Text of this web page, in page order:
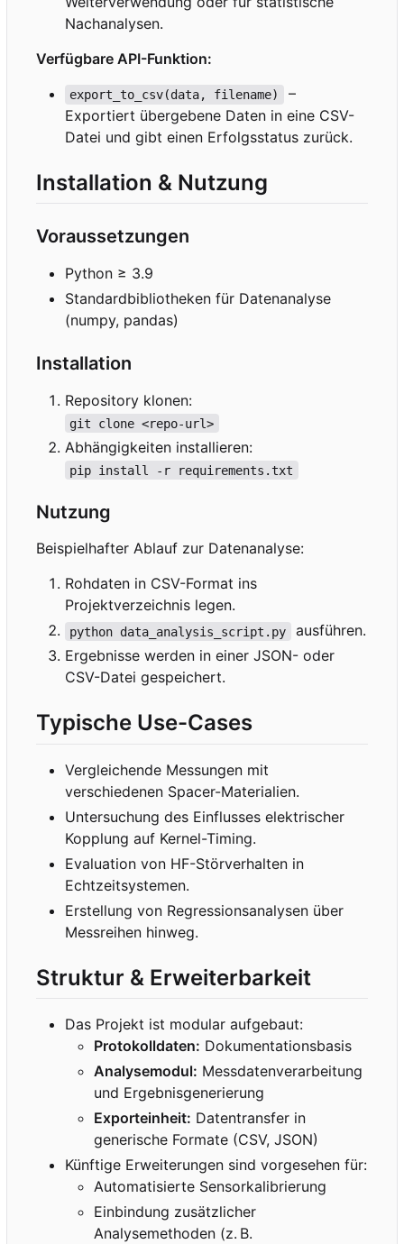
Nachanalysen.
Verfügbare API-Funktion:
export_to_csv(data, filename)
–
Exportiert übergebene Daten in eine CSV-
Datei und gibt einen Erfolgsstatus zurück.
Installation & Nutzung
Voraussetzungen
Python ≥ 3.9
Standardbibliotheken für Datenanalyse
(numpy, pandas)
Installation
Repository klonen:
git clone <repo-url>
Abhängigkeiten installieren:
pip install -r requirements.txt
Nutzung
Beispielhafter Ablauf zur Datenanalyse:
Rohdaten in CSV-Format ins
Projektverzeichnis legen.
python data_analysis_script.py
ausführen.
Ergebnisse werden in einer JSON- oder
CSV-Datei gespeichert.
Typische Use-Cases
Vergleichende Messungen mit
verschiedenen Spacer-Materialien.
Untersuchung des Einflusses elektrischer
Kopplung auf Kernel-Timing.
Evaluation von HF-Störverhalten in
Echtzeitsystemen.
Erstellung von Regressionsanalysen über
Messreihen hinweg.
Struktur & Erweiterbarkeit
Das Projekt ist modular aufgebaut:
Protokolldaten: Dokumentationsbasis
Analysemodul: Messdatenverarbeitung
und Ergebnisgenerierung
Exporteinheit: Datentransfer in
generische Formate (CSV, JSON)
Künftige Erweiterungen sind vorgesehen für:
Automatisierte Sensorkalibrierung
Einbindung zusätzlicher
Analysemethoden (z. B.